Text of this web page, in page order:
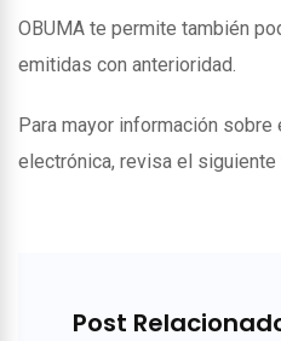
OBUMA te permite también
emitidas con anterioridad.
Para mayor información
electrónica, revisa el siguiente
Post